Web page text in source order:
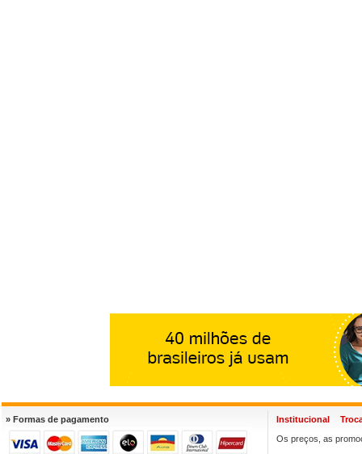
» Formas de pagamento Institucional
Os preços, as